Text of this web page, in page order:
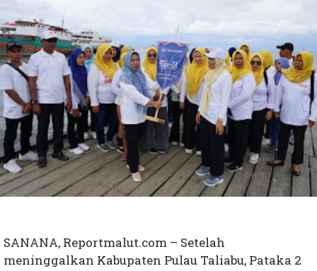
SANANA, Reportmalut.com – Setelah
meninggalkan Kabupaten Pulau Taliabu, Pataka 2